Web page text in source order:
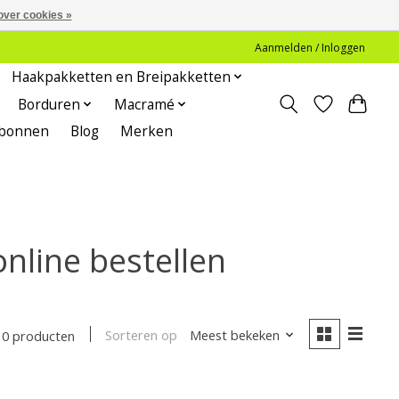
Aanmelden / Inloggen
Haakpakketten en Breipakketten
Borduren
Macramé
Blog Merken
bestellen
0 producten Sorteren op Meest bekeken
cookies »